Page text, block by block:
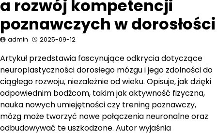
a rozwój kompetencji
poznawczych w dorosłości
admin 2025-09-12
Artykuł przedstawia fascynujące odkrycia dotyczące
neuroplastyczności dorosłego mózgu i jego zdolności do
ciągłego rozwoju, niezależnie od wieku. Opisuje, jak dzięki
odpowiednim bodźcom, takim jak aktywność fizyczna,
nauka nowych umiejętności czy trening poznawczy,
mózg może tworzyć nowe połączenia neuronalne oraz
odbudowywać te uszkodzone. Autor wyjaśnia